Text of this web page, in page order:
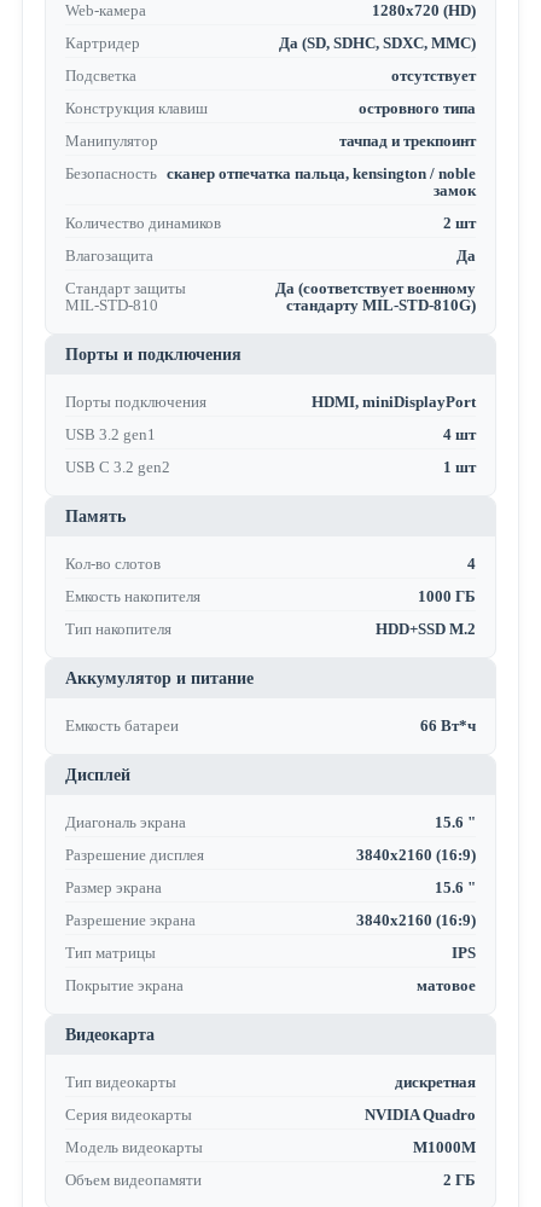
Web-камера
1280x720 (HD)
Картридер
Да (SD, SDHC, SDXC, MMC)
Подсветка
отсутствует
Конструкция клавиш
островного типа
Манипулятор
тачпад и трекпоинт
Безопасность сканер отпечатка пальца, kensington / noble
замок
Количество динамиков
2 шт
Влагозащита
Да
Стандарт защиты
MIL-STD-810
Да (соответствует военному
стандарту MIL-STD-810G)
Порты и подключения
Порты подключения
HDMI, miniDisplayPort
USB 3.2 gen1
4 шт
USB C 3.2 gen2
1 шт
Память
Кол-во слотов
4
Емкость накопителя
1000 ГБ
Тип накопителя
HDD+SSD M.2
Аккумулятор и питание
Емкость батареи 66 Вт*ч
Дисплей
Диагональ экрана
15.6 "
Разрешение дисплея
3840x2160 (16:9)
Размер экрана
15.6 "
Разрешение экрана
3840x2160 (16:9)
Тип матрицы
IPS
Покрытие экрана
матовое
Видеокарта
Тип видеокарты
дискретная
Серия видеокарты
NVIDIA Quadro
Модель видеокарты
M1000M
Объем видеопамяти
2 ГБ